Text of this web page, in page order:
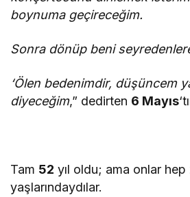
boynuma geçireceğim.
Sonra dönüp beni
‘Ölen bedenimdir, düşüncem
diyeceğim,” dedirten 6 Mayıs
Tam 52 yıl oldu; ama onlar hep
yaşlarındaydılar.